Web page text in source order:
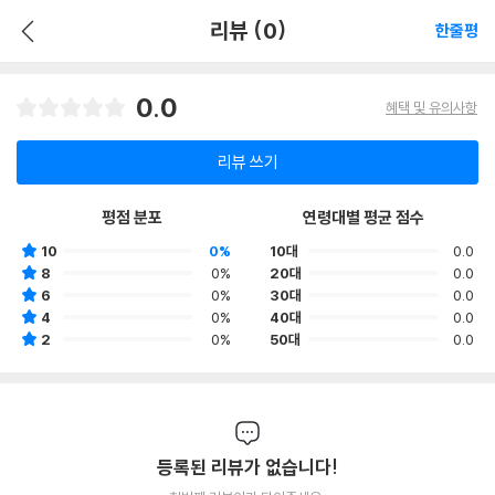
리뷰 (0) 한줄평
0.0 혜택 및 유의사항
리뷰 쓰기
평점 분포
10
0%
8
0%
6
0%
4
0%
2
0%
연령대별 평균 점수
10대
0.0
20대
0.0
30대
0.0
40대
0.0
50대
0.0
등록된 리뷰가 없습니다!